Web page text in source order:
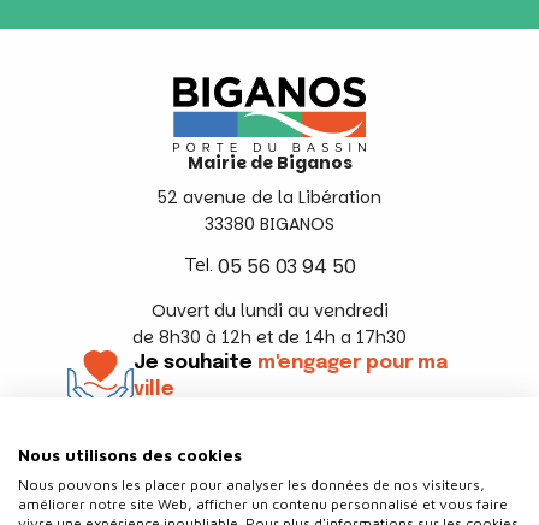
Mairie de Biganos
52 avenue de la Libération
33380 BIGANOS
Tel. 05 56 03 94 50
Ouvert du lundi au vendredi
de 8h30 à 12h et de 14h a 17h30
Je souhaite m'engager pour ma
ville
Nous utilisons des cookies
Nous pouvons les placer pour analyser les données de nos visiteurs,
améliorer notre site Web, afficher un contenu personnalisé et vous faire